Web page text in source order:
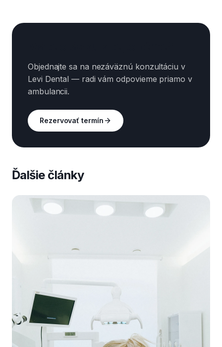
Objednajte sa na nezáväznú konzultáciu v
Levi Dental — radi vám odpovieme priamo v
ambulancii.
Rezervovať termín
Ďalšie články